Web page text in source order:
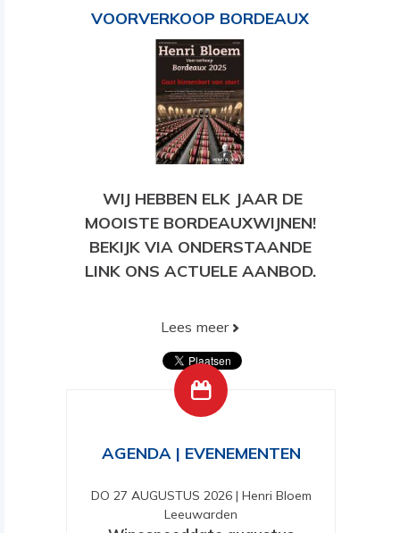
VOORVERKOOP BORDEAUX
WIJ HEBBEN ELK JAAR DE
MOOISTE BORDEAUXWIJNEN!
BEKIJK VIA ONDERSTAANDE
LINK ONS ACTUELE AANBOD.
AANBOD!
Lees meer
AGENDA | EVENEMENTEN
DO 27 AUGUSTUS 2026| Henri Bloem
Leeuwarden